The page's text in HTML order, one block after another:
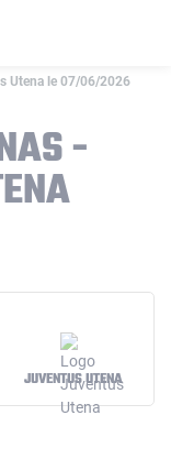
Utena le 07/06/2026
-
JUVENTUS UTENA